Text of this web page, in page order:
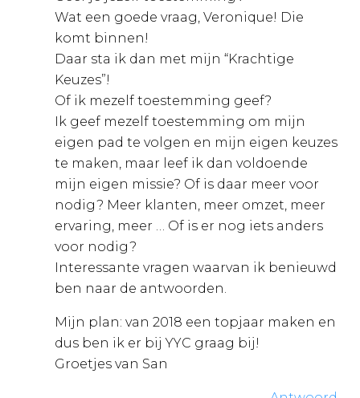
Wat een goede vraag, Veronique! Die
komt binnen!
Daar sta ik dan met mijn “Krachtige
Keuzes”!
Of ik mezelf toestemming geef?
Ik geef mezelf toestemming om mijn
eigen pad te volgen en mijn eigen keuzes
te maken, maar leef ik dan voldoende
mijn eigen missie? Of is daar meer voor
nodig? Meer klanten, meer omzet, meer
ervaring, meer … Of is er nog iets anders
voor nodig?
Interessante vragen waarvan ik benieuwd
ben naar de antwoorden.
Mijn plan: van 2018 een topjaar maken en
dus ben ik er bij YYC graag bij!
Groetjes van San